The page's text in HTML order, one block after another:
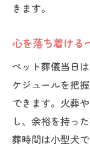
きます。
心を落ち着ける
ペット葬儀当日
ケジュールを把
できます。火葬
し、余裕を持っ
葬時間は小型犬